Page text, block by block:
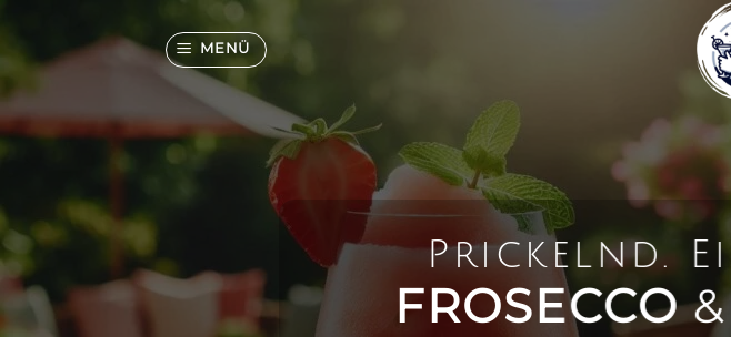
springen
MENÜ
Prickelnd.
FROSECCO